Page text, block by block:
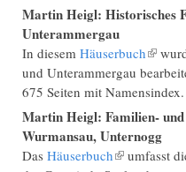
Martin Heigl: Historisches
Unterammergau
In diesem Häuserbuch(Link
und Unterammergau
675 Seiten mit Namensindex.
Martin Heigl: Familien-
Wurmansau, Unternogg
Das Häuserbuch(Link ist
umfasst